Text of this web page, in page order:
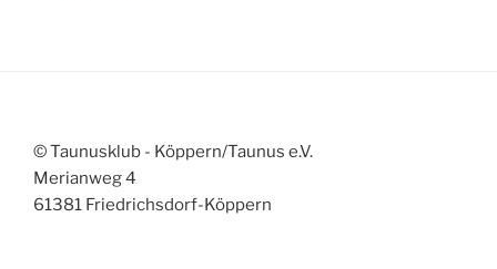
© Taunusklub - Köppern/Taunus e.V.
Merianweg 4
61381 Friedrichsdorf-Köppern